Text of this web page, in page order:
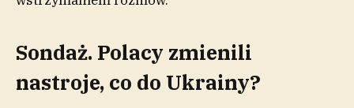
Sondaż. Polacy zmienili
nastroje, co do Ukrainy?